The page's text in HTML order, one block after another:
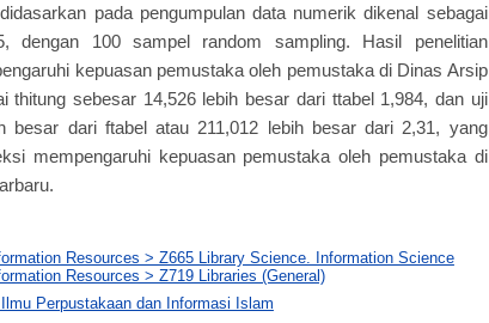
pada pengumpulan data numerik dikenal sebagai
dengan 100 sampel random sampling. Hasil penelitian
kepuasan pemustaka oleh pemustaka di Dinas Arsip
thitung sebesar 14,526 lebih besar dari ttabel 1,984, dan uji
besar dari ftabel atau 211,012 lebih besar dari 2,31, yang
mempengaruhi kepuasan pemustaka oleh pemustaka di
Resources > Z665 Library Science. Information Science
Resources > Z719 Libraries (General)
Perpustakaan dan Informasi Islam